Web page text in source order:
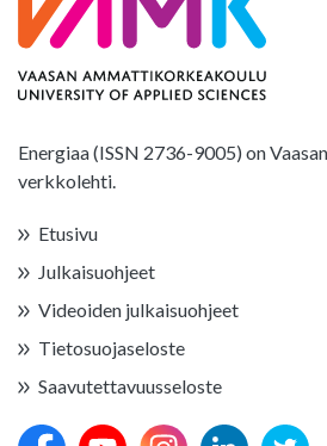
Energiaa (ISSN 2736-9005) on
verkkolehti.
Etusivu
Julkaisuohjeet
Videoiden julkaisuohjeet
Tietosuojaseloste
Saavutettavuusseloste